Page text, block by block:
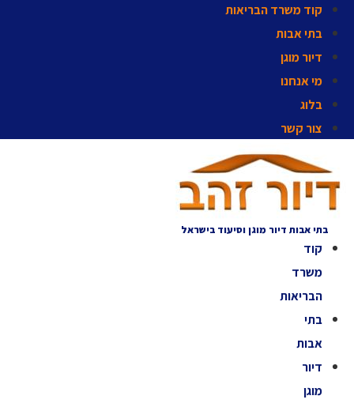
קוד משרד הבריאות
בתי אבות
דיור מוגן
מי אנחנו
בלוג
צור קשר
בתי אבות דיור מוגן וסיעוד בישראל
קוד
משרד
הבריאות
בתי
אבות
דיור
מוגן